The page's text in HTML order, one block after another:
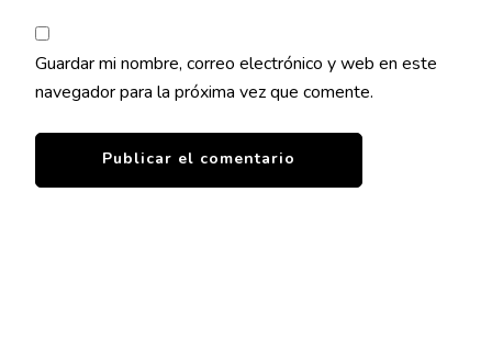
Guardar mi nombre, correo electrónico y web en este
navegador para la próxima vez que comente.